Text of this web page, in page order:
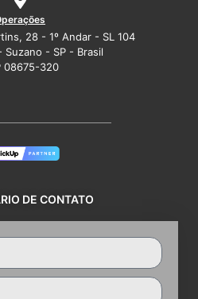
28 - 1º Andar - SL 104
Suzano - SP - Brasil
08675-320
DE CONTATO